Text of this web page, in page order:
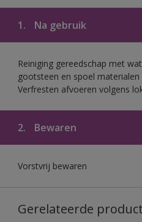
1. Na gebruik
Reiniging gereedschap met
gootsteen en spoel
Verfresten afvoeren volgens
2. Bewaren
Vorstvrij bewaren
Gerelateerde